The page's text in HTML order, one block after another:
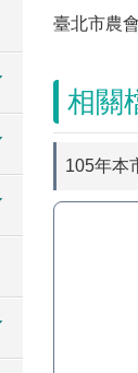
臺北市農會
相關
105年本